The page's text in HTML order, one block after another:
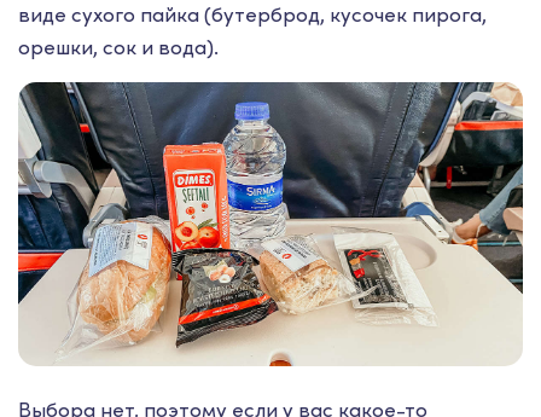
виде сухого пайка (бутерброд, кусочек пирога,
орешки, сок и вода).
Выбора нет, поэтому если у вас какое-то